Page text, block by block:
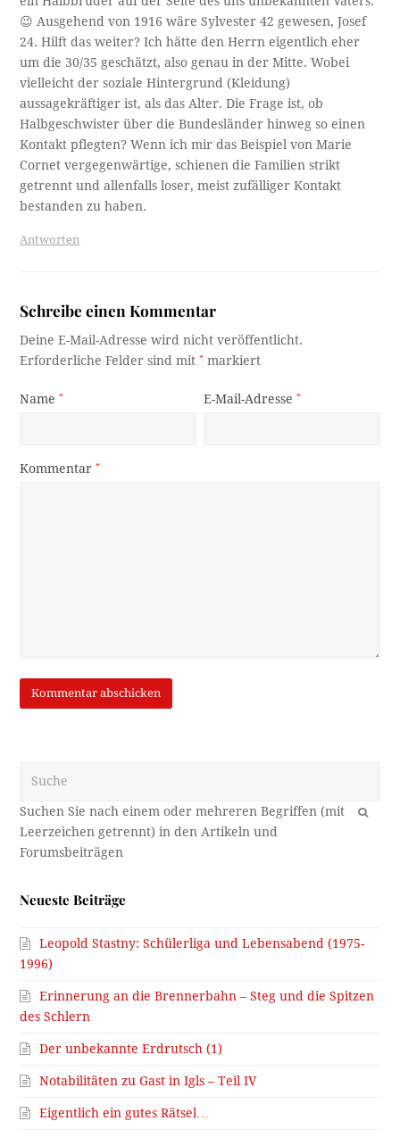
😉 Ausgehend von 1916 wäre Sylvester 42 gewesen, Josef
24. Hilft das weiter? Ich hätte den Herrn eigentlich eher
um die 30/35 geschätzt, also genau in der Mitte. Wobei
vielleicht der soziale Hintergrund (Kleidung)
aussagekräftiger ist, als das Alter. Die Frage ist, ob
Halbgeschwister über die Bundesländer hinweg so einen
Kontakt pflegten? Wenn ich mir das Beispiel von Marie
Cornet vergegenwärtige, schienen die Familien strikt
getrennt und allenfalls loser, meist zufälliger Kontakt
bestanden zu haben.
Antworten
Schreibe einen Kommentar
Deine E-Mail-Adresse wird nicht veröffentlicht.
Erforderliche Felder sind mit* markiert
Name* E-Mail-Adresse*
Kommentar*
OK
Neueste Beiträge
Leopold Stastny: Schülerliga und Lebensabend (1975-
1996)
Erinnerung an die Brennerbahn – Steg und die Spitzen
des Schlern
Der unbekannte Erdrutsch (1)
Notabilitäten zu Gast in Igls – Teil IV
Eigentlich ein gutes Rätsel…